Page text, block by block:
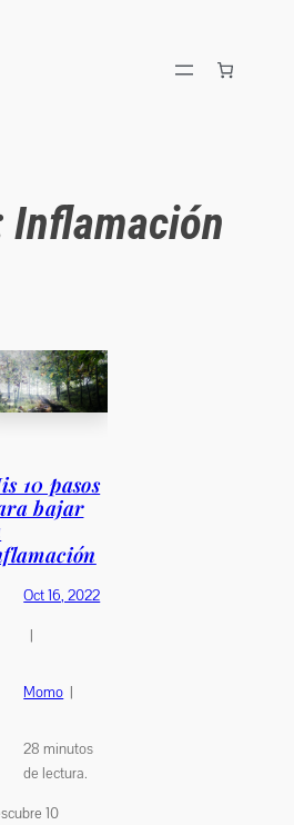
Inflamación
10 pasos
bajar
Oct 16, 2022
|
Momo |
28 minutos
de lectura.
10